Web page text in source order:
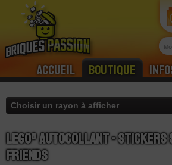
Accueil Boutique
LEGO® Autocollant - Stickers
Friends